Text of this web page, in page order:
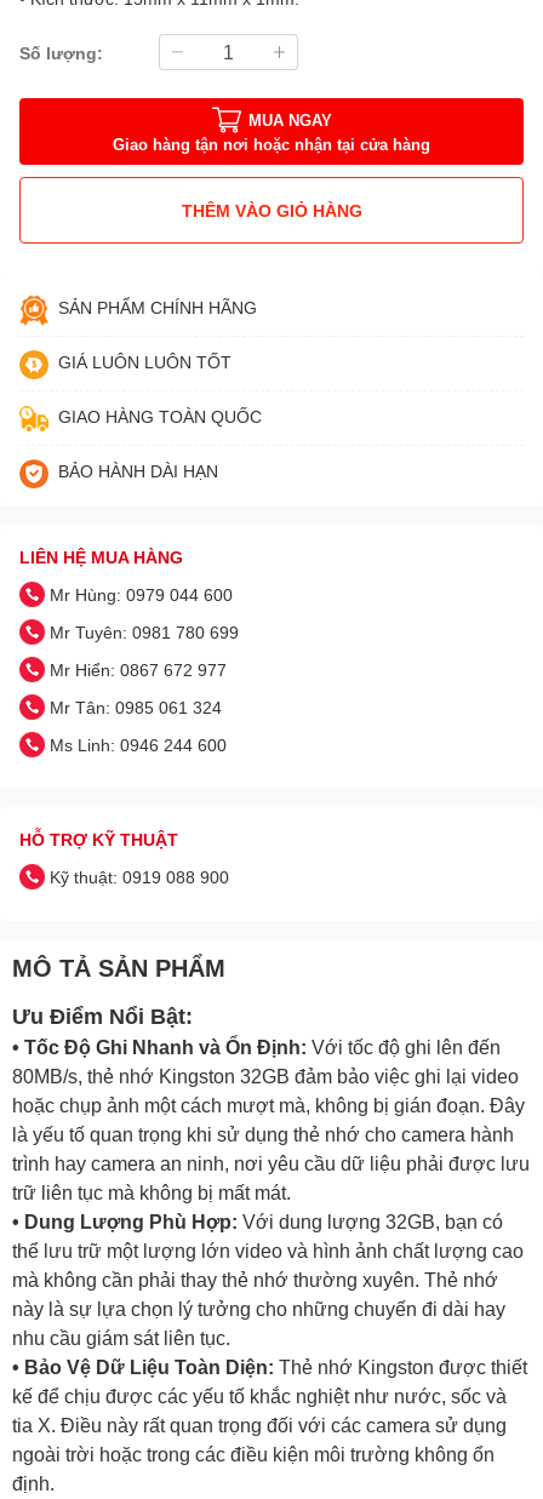
Số lượng:
MUA NGAY
Giao hàng tận nơi hoặc nhận tại cửa hàng
THÊM VÀO GIỎ HÀNG
SẢN PHẨM CHÍNH HÃNG
GIÁ LUÔN LUÔN TỐT
GIAO HÀNG TOÀN QUỐC
BẢO HÀNH DÀI HẠN
LIÊN HỆ MUA HÀNG
Mr Hùng: 0979 044 600
Mr Tuyên: 0981 780 699
Mr Hiển: 0867 672 977
Mr Tân: 0985 061 324
Ms Linh: 0946 244 600
HỖ TRỢ KỸ THUẬT
Kỹ thuật: 0919 088 900
MÔ TẢ SẢN PHẨM
Ưu Điểm Nổi Bật:
• Tốc Độ Ghi Nhanh và Ổn Định: Với tốc độ ghi lên đến
80MB/s, thẻ nhớ Kingston 32GB đảm bảo việc ghi lại video
hoặc chụp ảnh một cách mượt mà, không bị gián đoạn. Đây
là yếu tố quan trọng khi sử dụng thẻ nhớ cho camera hành
trình hay camera an ninh, nơi yêu cầu dữ liệu phải được lưu
trữ liên tục mà không bị mất mát.
• Dung Lượng Phù Hợp: Với dung lượng 32GB, bạn có
thể lưu trữ một lượng lớn video và hình ảnh chất lượng cao
mà không cần phải thay thẻ nhớ thường xuyên. Thẻ nhớ
này là sự lựa chọn lý tưởng cho những chuyến đi dài hay
nhu cầu giám sát liên tục.
• Bảo Vệ Dữ Liệu Toàn Diện: Thẻ nhớ Kingston được thiết
kế để chịu được các yếu tố khắc nghiệt như nước, sốc và
tia X. Điều này rất quan trọng đối với các camera sử dụng
ngoài trời hoặc trong các điều kiện môi trường không ổn
định.